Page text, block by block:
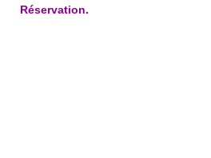
Réservation.